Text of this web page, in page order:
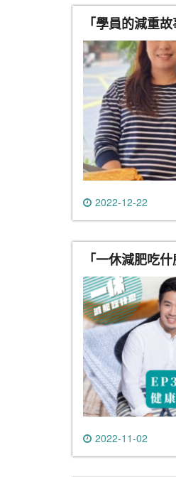
「學員的減重
2022-12-22
「一休減肥吃
2022-11-02